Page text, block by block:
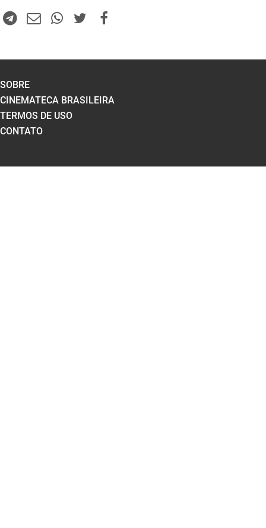
SOBRE
CINEMATECA BRASILEIRA
TERMOS DE USO
CONTATO